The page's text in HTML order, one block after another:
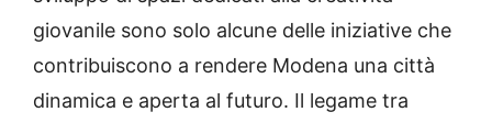
giovanile sono solo alcune delle iniziative che
contribuiscono a rendere Modena una città
dinamica e aperta al futuro. Il legame tra